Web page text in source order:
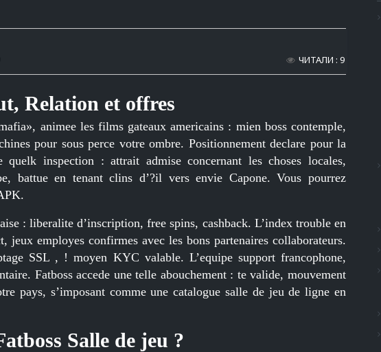
ЧИТАЛИ : 9
Relation et offres
animee les films gateaux americains : mien boss contemple,
pour sous perce votre ombre. Positionnement declare pour la
quelk inspection : attrait admise concernant les choses locales,
battue en tenant clins d’?il vers envie Capone. Vous pourrez
: liberalite d’inscription, free spins, cashback. L’index trouble en
employes confirmes avec les bons partenaires collaborateurs.
SSL , ! moyen KYC valable. L’equipe support francophone,
Fatboss accede une telle abouchement : te valide, mouvement
pays, s’imposant comme une catalogue salle de jeu de ligne en
Salle de jeu ?